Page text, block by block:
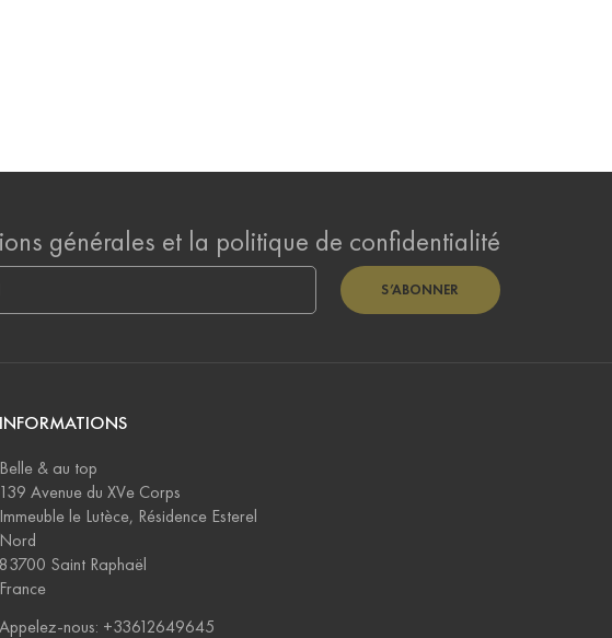
générales et la politique de confidentialité
S’ABONNER
INFORMATIONS
Belle & au top
139 Avenue du XVe Corps
Immeuble le Lutèce, Résidence Esterel
Nord
83700 Saint Raphaël
France
Appelez-nous: +33612649645